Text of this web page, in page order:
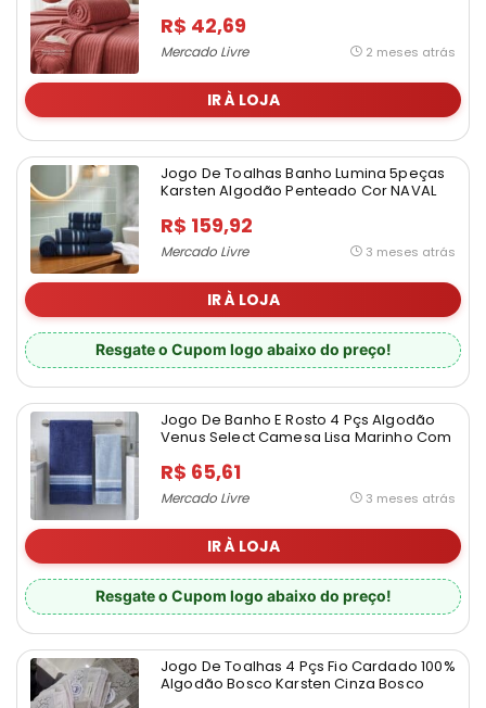
R$ 42,69
Mercado Livre 2 meses atrás
IR À LOJA
Jogo De Toalhas Banho Lumina 5peças
Karsten Algodão Penteado Cor NAVAL
R$ 159,92
Mercado Livre 3 meses atrás
IR À LOJA
Resgate o Cupom logo abaixo do preço!
Jogo De Banho E Rosto 4 Pçs Algodão
Venus Select Camesa Lisa Marinho Com
R$ 65,61
Mercado Livre 3 meses atrás
IR À LOJA
Resgate o Cupom logo abaixo do preço!
Jogo De Toalhas 4 Pçs Fio Cardado 100%
Algodão Bosco Karsten Cinza Bosco